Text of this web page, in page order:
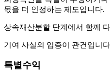
몫을 더 인정하는 제도입니다.
상속재산분할 단계에서 함께
기여 사실의 입증이 관건입니
특별수익